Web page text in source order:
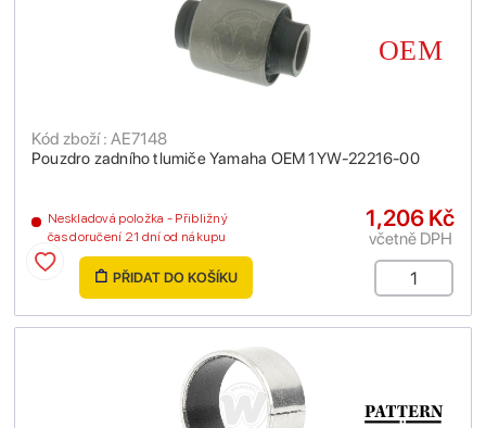
Pouzdro zadního tlumiče Yamaha OEM 1YW-22216-00
Kód zboží : AE7148
Neskladová položka - Přibližný
čas doručení 21 dní od nákupu
1,206 Kč
včetně DPH
PŘIDAT DO KOŠÍKU